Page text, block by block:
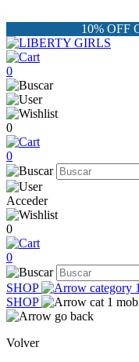
10% OFF
0
0
0
Acceder
0
0
SHOP
SHOP
Volver